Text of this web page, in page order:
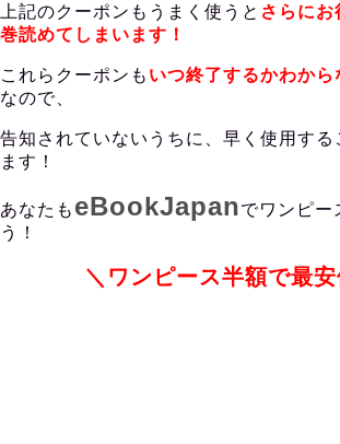
上記のクーポンもうまく使うと さらに
巻読めてしまいます！
これらクーポンも いつ終了するかわか
なので、
告知されていないうちに、早く使用する
ます！
あなたも eBookJapanでワンピー
う！
＼ワンピース半額で最